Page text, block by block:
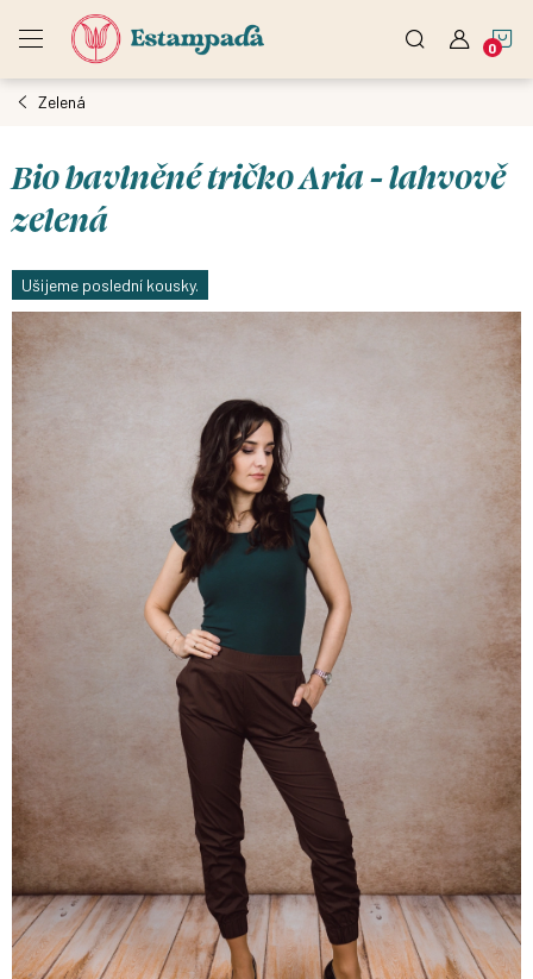
Zelená
Bio bavlněné tričko Aria - lahvově
zelená
Ušijeme poslední kousky.